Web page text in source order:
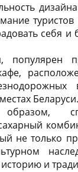
себя и
популярен
Беларуси.
не только
и